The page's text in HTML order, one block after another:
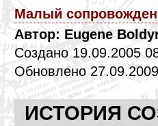
Малый
Автор: Eugene
Создано 19.09.2005
Обновлено
ИСТОРИЯ